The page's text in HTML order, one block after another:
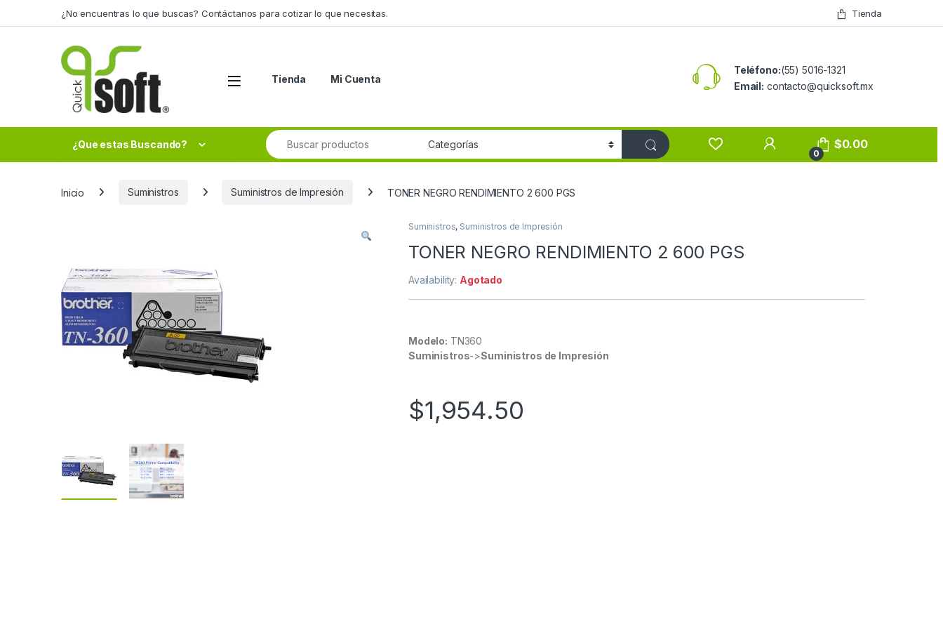
¿No encuentras lo que buscas? Contáctanos para cotizar lo que necesitas. Tienda
Tienda Mi Cuenta
Teléfono:(55) 5016-1321
Email: contacto@quicksoft.mx
¿Que estas Buscando?
Search for:
0
$0.00
Inicio Suministros Suministros de Impresión TONER NEGRO RENDIMIENTO 2 600 PGS
Suministros, Suministros de Impresión
TONER NEGRO RENDIMIENTO 2 600 PGS
Availability: Agotado
Modelo: TN360
Suministros->Suministros de Impresión
$1,954.50